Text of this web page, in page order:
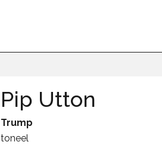
Pip Utton
Trump
toneel